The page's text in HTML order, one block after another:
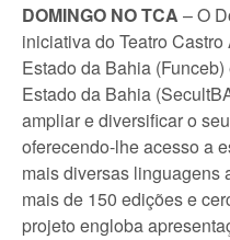
DOMINGO NO TCA – O
iniciativa do Teatro
Estado da Bahia
Estado da Bahia
ampliar e diversificar o
oferecendo-lhe acesso a
mais diversas linguagens
mais de 150 edições e
projeto engloba